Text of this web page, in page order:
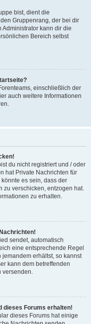
bist, dient die
Gruppenrang, der bei dir
kann dir die
Bereich selbst
einschließlich der
auch weitere Informationen
du nicht registriert und / oder
hat Private Nachrichten für
es sein, dass der
zu verschicken, entzogen hat.
zu erhalten.
sendet, automatisch
eine entsprechende Regel
erhältst, so kannst
kann dem betreffenden
versenden.
dieses Forums erhalten!
dieses Forums hat einige